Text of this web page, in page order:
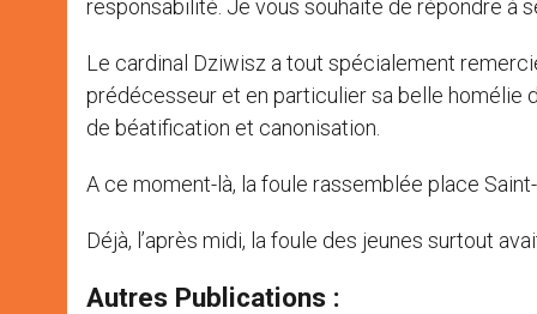
responsabilité. Je vous souhaite de répondre à
Le cardinal Dziwisz a tout spécialement
prédécesseur et en particulier sa belle homélie
de béatification et canonisation.
A ce moment-là, la foule rassemblée place
Déjà, l’après midi, la foule des jeunes surtout
Autres Publications :